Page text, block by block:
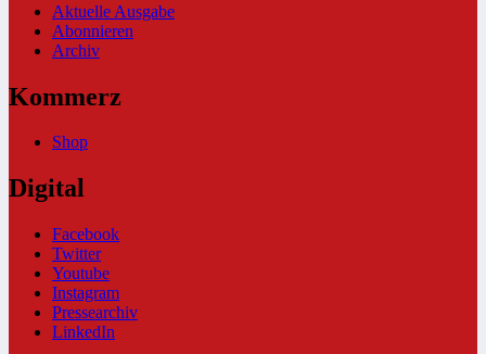
Aktuelle Ausgabe
Abonnieren
Archiv
Kommerz
Shop
Digital
Facebook
Twitter
Youtube
Instagram
Pressearchiv
LinkedIn